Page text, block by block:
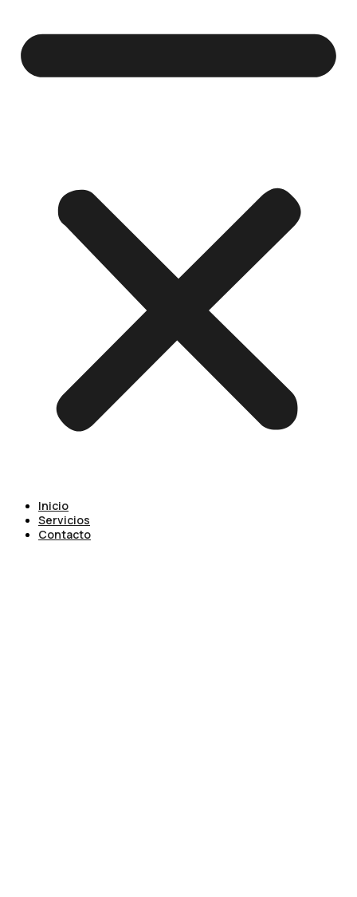
Inicio
Servicios
Contacto